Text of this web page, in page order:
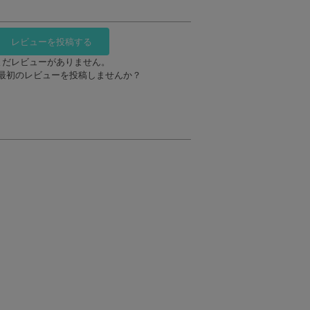
レビューを投稿する
だレビューがありません。
初のレビューを投稿しませんか？